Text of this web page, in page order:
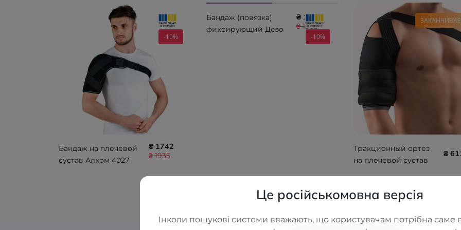
-10%
Бандаж на плечевой
сустав Алком 4027
₴ 1742
₴ 1935
-10%
Бандаж (повязка)
фиксирующий Дезо
₴ 1175
₴ 1305
Тракционный ортез
на плечевой сустав
₴
Це російськомовна версія
Інколи пошукові системи вважають, що користувачам потрібна саме